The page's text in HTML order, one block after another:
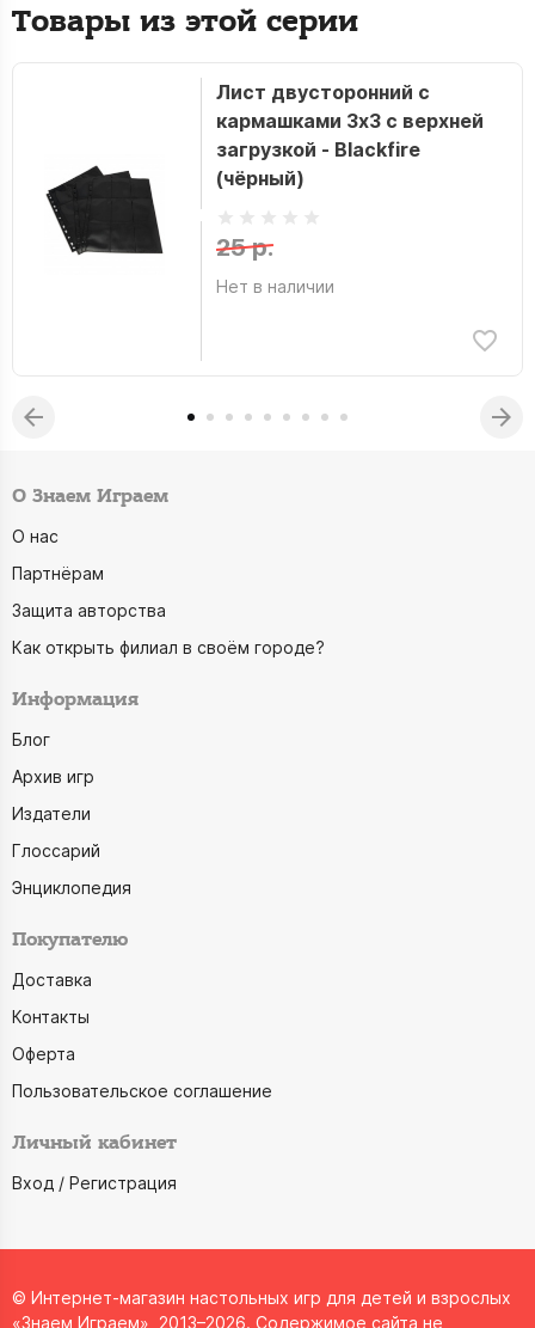
Товары из этой серии
Лист двусторонний с
кармашками 3х3 с верхней
загрузкой - Blackfire
(чёрный)
25 р.
Нет в наличии
О Знаем Играем
О нас
Партнёрам
Защита авторства
Как открыть филиал в своём городе?
Информация
Блог
Архив игр
Издатели
Глоссарий
Энциклопедия
Покупателю
Доставка
Контакты
Оферта
Пользовательское соглашение
Личный кабинет
Вход / Регистрация
© Интернет-магазин настольных игр для детей и взрослых
«Знаем Играем», 2013–2026. Содержимое сайта не